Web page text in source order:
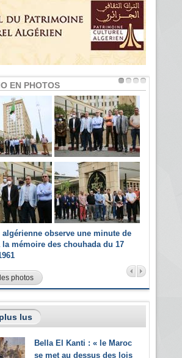
EN PHOTOS
algérienne observe une minute de
la mémoire des chouhada du 17
photos
lus
Bella El Kanti : « le Maroc
se met au dessus des lois